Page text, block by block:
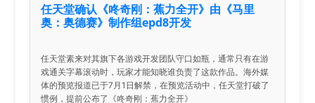
任天堂确认《咚奇刚：蕉力全开》由《马里
奥：奥德赛》制作组epd8开发
任天堂素来对其旗下各游戏开发团队守口如瓶，通常只有在游
戏通关字幕滚动时，玩家才能知晓谁负责了这款作品。海外媒
体的预览报道已于7月1日解禁，在预览活动中，任天堂打破了
惯例，提前公布了《咚奇刚：蕉力全开》